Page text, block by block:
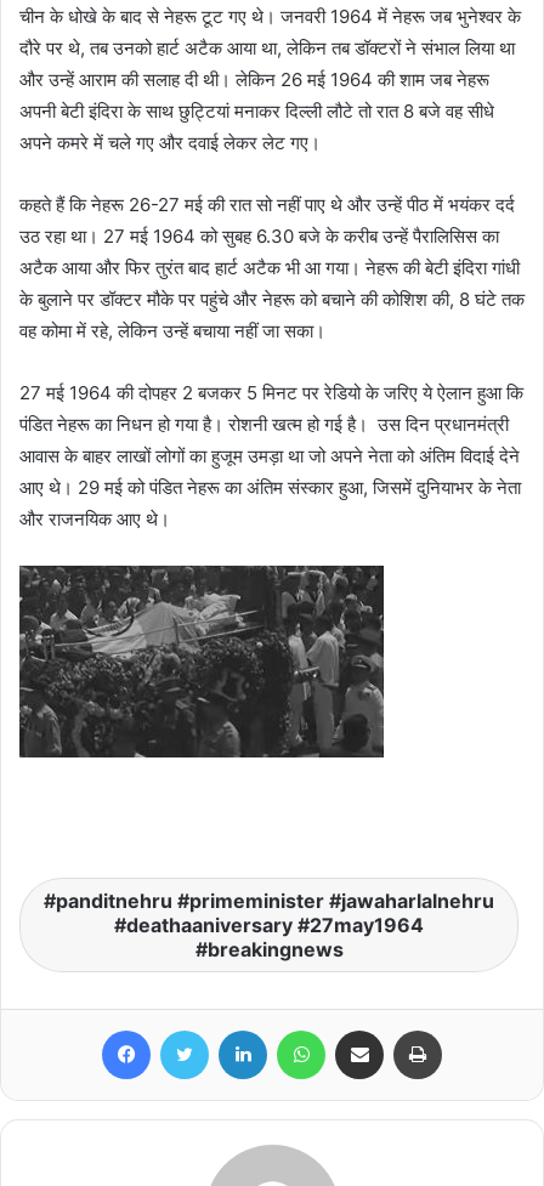
चीन के धोखे के बाद से नेहरू टूट गए थे। जनवरी 1964 में नेहरू जब भुनेश्वर के
दौरे पर थे, तब उनको हार्ट अटैक आया था, लेकिन तब डॉक्टरों ने संभाल लिया था
और उन्हें आराम की सलाह दी थी। लेकिन 26 मई 1964 की शाम जब नेहरू
अपनी बेटी इंदिरा के साथ छुट्टियां मनाकर दिल्ली लौटे तो रात 8 बजे वह सीधे
अपने कमरे में चले गए और दवाई लेकर लेट गए।
कहते हैं कि नेहरू 26-27 मई की रात सो नहीं पाए थे और उन्हें पीठ में भयंकर दर्द
उठ रहा था। 27 मई 1964 को सुबह 6.30 बजे के करीब उन्हें पैरालिसिस का
अटैक आया और फिर तुरंत बाद हार्ट अटैक भी आ गया। नेहरू की बेटी इंदिरा गांधी
के बुलाने पर डॉक्टर मौके पर पहुंचे और नेहरू को बचाने की कोशिश की, 8 घंटे तक
वह कोमा में रहे, लेकिन उन्हें बचाया नहीं जा सका।
27 मई 1964 की दोपहर 2 बजकर 5 मिनट पर रेडियो के जरिए ये ऐलान हुआ कि
पंडित नेहरू का निधन हो गया है। रोशनी खत्म हो गई है। उस दिन प्रधानमंत्री
आवास के बाहर लाखों लोगों का हुजूम उमड़ा था जो अपने नेता को अंतिम विदाई देने
आए थे। 29 मई को पंडित नेहरू का अंतिम संस्कार हुआ, जिसमें दुनियाभर के नेता
और राजनयिक आए थे।
panditnehru #primeminister #jawaharlalnehru
#deathaaniversary #27may1964
#breakingnews
FacebookTwitter LinkedIn WhatsAppShare via Email